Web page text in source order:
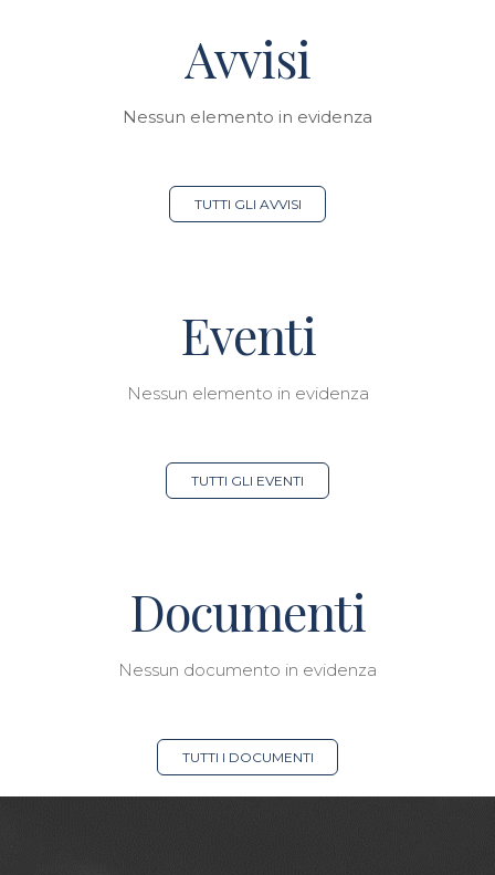
Avvisi
Nessun elemento in evidenza
TUTTI GLI AVVISI
Eventi
Nessun elemento in evidenza
TUTTI GLI EVENTI
Documenti
Nessun documento in evidenza
TUTTI I DOCUMENTI